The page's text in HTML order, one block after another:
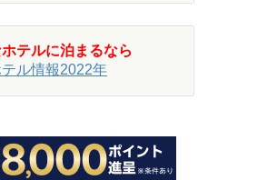
テルに泊まるなら
ル情報2022年